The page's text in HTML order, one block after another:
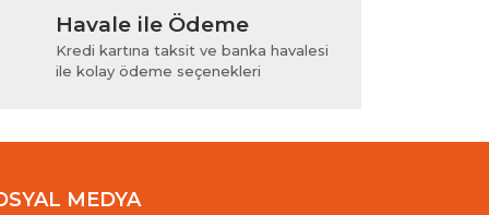
Havale ile Ödeme
Kredi kartına taksit ve banka havalesi
ile kolay ödeme seçenekleri
MEDYA